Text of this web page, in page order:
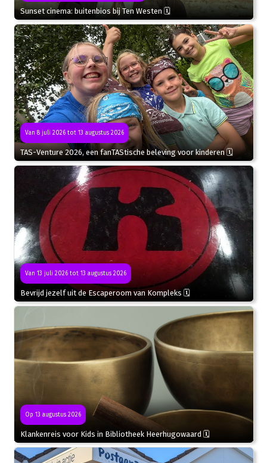
Sunset cinema: buitenbios bij Ten Westen 🗓
Van 8 juli 2026 tot 13 augustus 2026
TAS-Venture 2026, een fanTAStische beleving voor kinderen 🗓
Van 13 juli 2026 tot 13 augustus 2026
Bevrijd jezelf uit de Escaperoom van Kompleks 🗓
Op 13 augustus 2026
Klankenreis voor Kids in Bibliotheek Heerhugowaard 🗓